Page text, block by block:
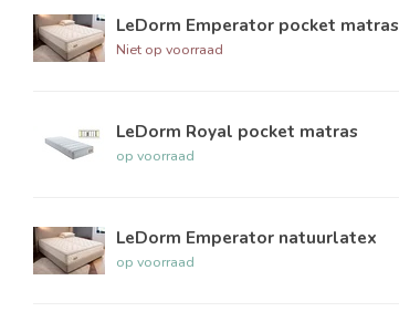
LeDorm Emperator pocket matras
Niet op voorraad
LeDorm Royal pocket matras
op voorraad
LeDorm Emperator natuurlatex
op voorraad